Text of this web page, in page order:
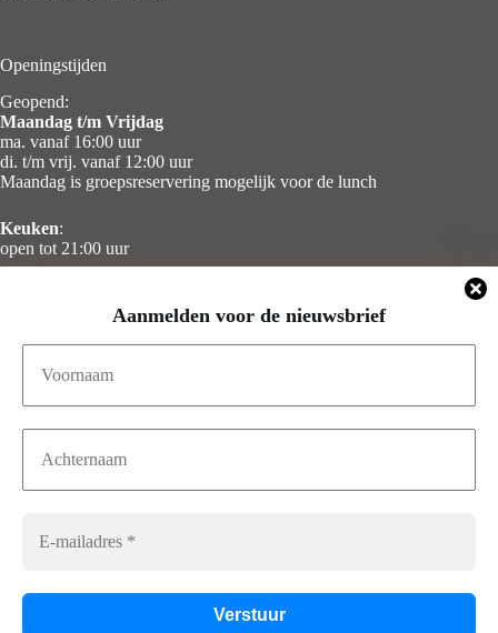
Aanmelden voor de nieuwsbrief
Openingstijden
Geopend:
Maandag t/m Vrijdag
ma. vanaf 16:00 uur
di. t/m vrij. vanaf 12:00 uur
Maandag is groepsreservering mogelijk voor de lunch
Keuken:
open tot 21:00 uur
Adres:
Calandstraat 8a
Volg ons op Facebook